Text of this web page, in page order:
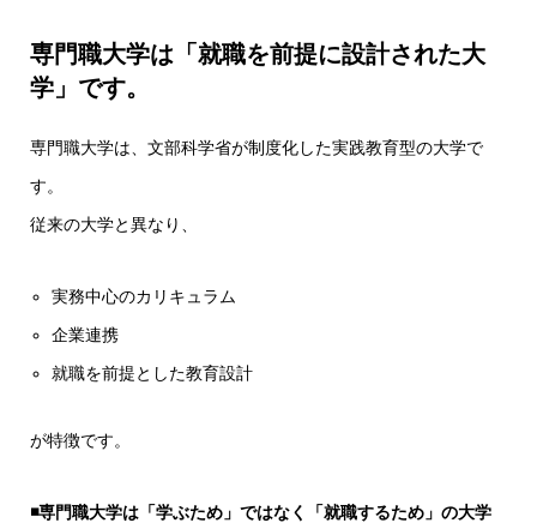
専門職大学は「就職を前提に設計された大
学」です。
専門職大学は、文部科学省が制度化した実践教育型の大学で
す。
従来の大学と異なり、
実務中心のカリキュラム
企業連携
就職を前提とした教育設計
が特徴です。
◾️専門職大学は「学ぶため」ではなく「就職するため」の大学